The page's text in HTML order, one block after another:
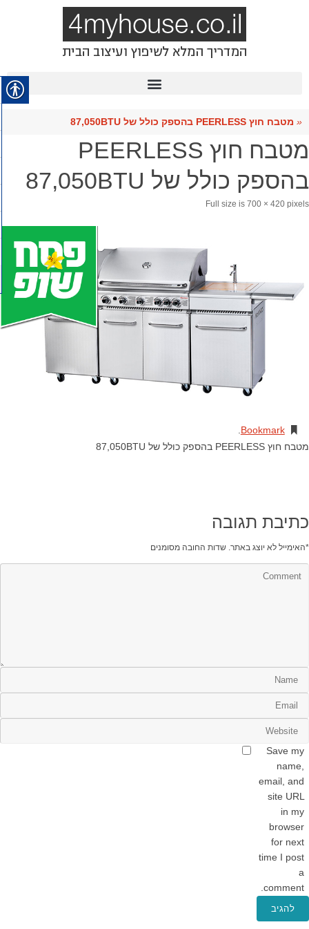
« מטבח חוץ PEERLESS בהספק כולל של 87,050BTU
מטבח חוץ PEERLESS
בהספק כולל של 87,050BTU
Full size is 700 × 420 pixels
Bookmark
.
מטבח חוץ PEERLESS בהספק כולל של 87,050BTU
כתיבת תגובה
האימייל לא יוצג באתר. שדות החובה מסומנים *
Save my
name,
email, and
site URL
in my
browser
for next
time I post
a
comment.